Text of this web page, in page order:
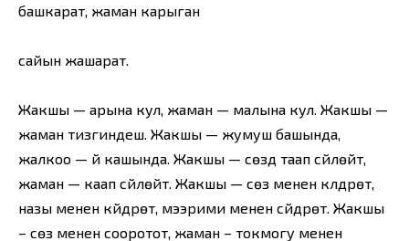
башкарат, жаман карыган
сайын жашарат.
Жакшы — арына кул, жаман — малына кул. Жакшы —
жаман тизгиндеш. Жакшы — жумуш башында,
жалкоо — үй кашында. Жакшы — сөздү таап сүйлөйт,
жаман — каап сүйлөйт. Жакшы — сөзү менен күлдүрөт,
назы менен күйдүрөт, мээрими менен сүйдүрөт. Жакшы
– сөзү менен сооротот, жаман – токмогу менен